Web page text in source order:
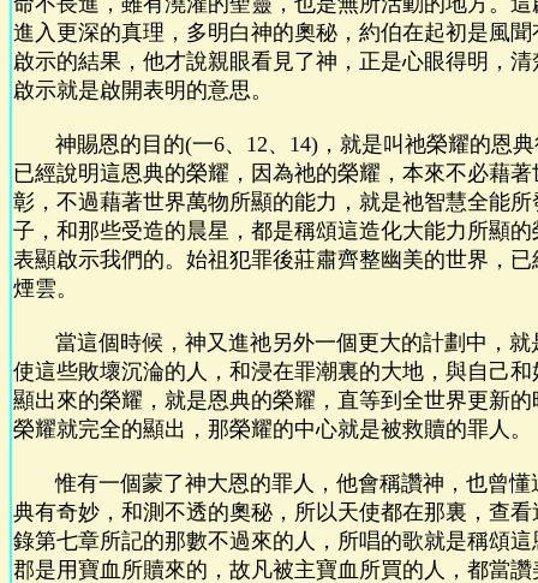
進入更深的真理，多明白神的奧秘，約伯在起初是風
啟示的結果，他才說親眼看見了神，正是心眼得明，
啟示就是啟開表明的意思。
神賜恩的目的(一6、12、14)，就是叫祂榮耀的恩典
已經說明這恩典的榮耀，因為祂的榮耀，本來不必藉
彰，不過藉著世界萬物所顯的能力，就是祂智慧全能
子，和那些受造的晨星，都是稱頌這造化大能力所顯
表顯啟示我們的。始祖犯罪後莊肅齊整幽美的世界，
煙雲。
當這個時候，神又進祂另外一個更大的計劃中，就
使這些敗壞沉淪的人，和浸在罪潮裏的大地，與自己
顯出來的榮耀，就是恩典的榮耀，直等到全世界更新
榮耀就完全的顯出，那榮耀的中心就是被救贖的罪人。
惟有一個蒙了神大恩的罪人，他會稱讚神，也曾懂
典有奇妙，和測不透的奧秘，所以天使都在那裏，查
錄第七章所記的那數不過來的人，所唱的歌就是稱頌
郡是用寶血所贖來的，故凡被主寶血所買的人，都當